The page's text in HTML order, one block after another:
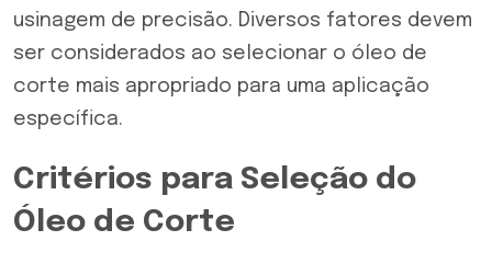
usinagem de precisão. Diversos fatores devem
ser considerados ao selecionar o óleo de
corte mais apropriado para uma aplicação
específica.
Critérios para Seleção do
Óleo de Corte